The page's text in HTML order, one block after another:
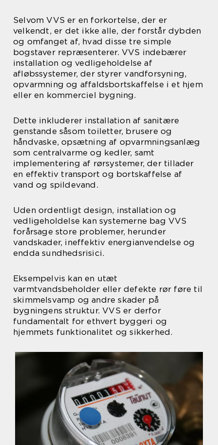
Selvom VVS er en forkortelse, der er
velkendt, er det ikke alle, der forstår dybden
og omfanget af, hvad disse tre simple
bogstaver repræsenterer. VVS indebærer
installation og vedligeholdelse af
afløbssystemer, der styrer vandforsyning,
opvarmning og affaldsbortskaffelse i et hjem
eller en kommerciel bygning.
Dette inkluderer installation af sanitære
genstande såsom toiletter, brusere og
håndvaske, opsætning af opvarmningsanlæg
som centralvarme og kedler, samt
implementering af rørsystemer, der tillader
en effektiv transport og bortskaffelse af
vand og spildevand.
Uden ordentligt design, installation og
vedligeholdelse kan systemerne bag VVS
forårsage store problemer, herunder
vandskader, ineffektiv energianvendelse og
endda sundhedsrisici.
Eksempelvis kan en utæt
varmtvandsbeholder eller defekte rør føre til
skimmelsvamp og andre skader på
bygningens struktur. VVS er derfor
fundamentalt for ethvert byggeri og
hjemmets funktionalitet og sikkerhed.